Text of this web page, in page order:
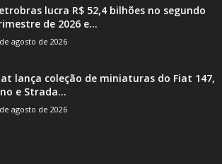
lucra R$ 52,4 bilhões no segundo
de 2026 e...
agosto de 2026
lança coleção de miniaturas do Fiat 147,
e Strada...
agosto de 2026